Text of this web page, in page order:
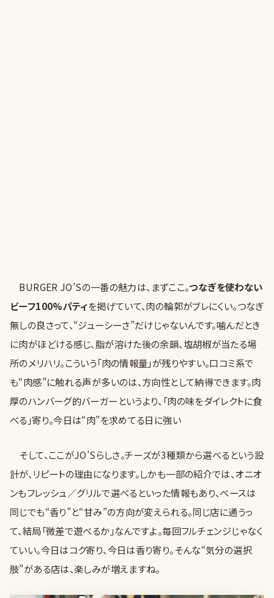
BURGER JO’Sの一番の魅力は、まずここ。つなぎを使わない
ビーフ100%パティを掲げていて、肉の輪郭がブレにくい。つなぎ
無しの良さって、“ジューシーさ”だけじゃないんです。噛んだとき
に肉がほどける感じ、脂が溶けた後の余韻、塩胡椒が当たる場
所のメリハリ。こういう「肉の情報量」が残りやすい。口コミ系で
も“肉感”に触れる声が多いのは、方向性として納得できます。肉
厚のハンバーグ的バーガーというより、「肉の味をダイレクトに食
べる」寄り。今日は“肉”を求めてる日に強い
そして、ここがJO’Sらしさ。チーズが3種類から選べるという設
計が、リピートの理由になります。しかも一部の紹介では、オニオ
ンもフレッシュ／グリルで選べるといった情報もあり、ベースは
同じでも“香り”と“甘み”の方向が変えられる。同じ店に通うっ
て、結局「微差で遊べるか」なんですよ。毎回フルチェンジじゃなく
ていい。今日はコク寄り、今日は香り寄り。そんな“気分の選択
肢”がある店は、楽しみが増えますね。